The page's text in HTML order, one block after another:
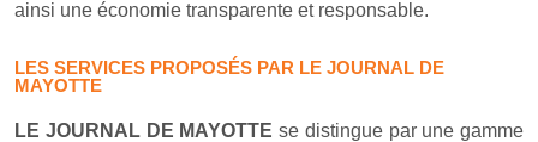
ainsi une économie transparente et responsable.
LES SERVICES PROPOSÉS PAR LE JOURNAL DE
MAYOTTE
LE JOURNAL DE MAYOTTE se distingue par une gamme